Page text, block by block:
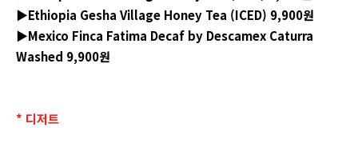
▶Ethiopia Gesha Village Honey Tea (ICED) 9,900원
▶Mexico Finca Fatima Decaf by Descamex Caturra
Washed 9,900원
* 디저트